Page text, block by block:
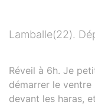
Lamballe(22).
Réveil à 6h. Je
démarrer le ventre
devant les haras,